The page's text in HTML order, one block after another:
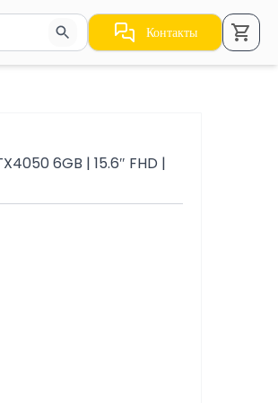
по результатам.
Контакты
6GB | 15.6″ FHD |